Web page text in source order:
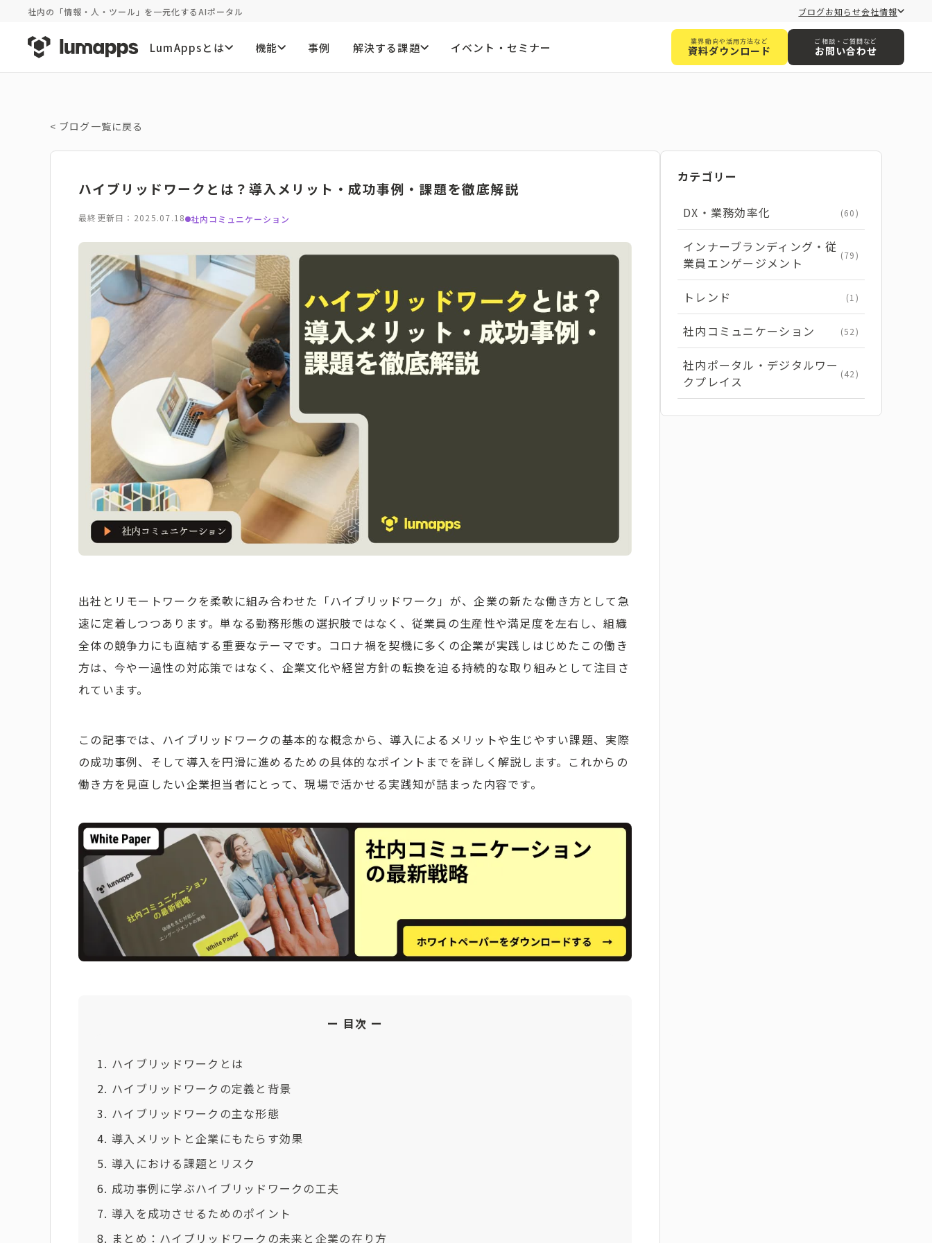
社内の「情報・人・ツール」を一元化するAIポータル ブログお知らせ会社情報
LumAppsとは 機能 事例 解決する課題 イベント・セミナー 業界動向や活用方法など
資料ダウンロード
ご相談・ご質問など
お問い合わせ
< ブログ一覧に戻る
ハイブリッドワークとは？導入メリット・成功事例・課題を徹底解説
最終更新日：2025.07.18 社内コミュニケーション
出社とリモートワークを柔軟に組み合わせた「ハイブリッドワーク」が、企業の新たな働き方として急
速に定着しつつあります。単なる勤務形態の選択肢ではなく、従業員の生産性や満足度を左右し、組織
全体の競争力にも直結する重要なテーマです。コロナ禍を契機に多くの企業が実践しはじめたこの働き
方は、今や一過性の対応策ではなく、企業文化や経営方針の転換を迫る持続的な取り組みとして注目さ
れています。
この記事では、ハイブリッドワークの基本的な概念から、導入によるメリットや生じやすい課題、実際
の成功事例、そして導入を円滑に進めるための具体的なポイントまでを詳しく解説します。これからの
働き方を見直したい企業担当者にとって、現場で活かせる実践知が詰まった内容です。
目次
ハイブリッドワークとは
ハイブリッドワークの定義と背景
ハイブリッドワークの主な形態
導入メリットと企業にもたらす効果
導入における課題とリスク
成功事例に学ぶハイブリッドワークの工夫
導入を成功させるためのポイント
まとめ：ハイブリッドワークの未来と企業の在り方
カテゴリー
DX・業務効率化 (60)
インナーブランディング・従
業員エンゲージメント
(79)
トレンド (1)
社内コミュニケーション (52)
社内ポータル・デジタルワー
クプレイス
(42)